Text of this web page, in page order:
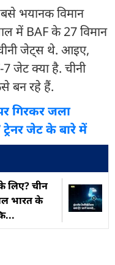
भयानक विमान
में BAF के 27 विमान
जेट्स थे. आइए,
जेट क्या है. चीनी
बन रहे हैं.
गिरकर जला
जेट के बारे में
लिए? चीन
भारत के